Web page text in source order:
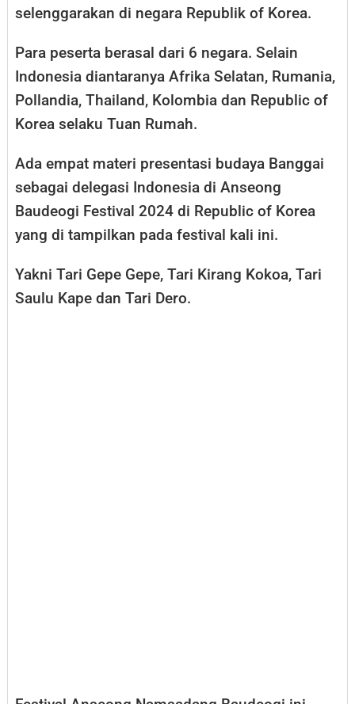
selenggarakan di negara Republik of Korea.
Para peserta berasal dari 6 negara. Selain
Indonesia diantaranya Afrika Selatan, Rumania,
Pollandia, Thailand, Kolombia dan Republic of
Korea selaku Tuan Rumah.
Ada empat materi presentasi budaya Banggai
sebagai delegasi Indonesia di Anseong
Baudeogi Festival 2024 di Republic of Korea
yang di tampilkan pada festival kali ini.
Yakni Tari Gepe Gepe, Tari Kirang Kokoa, Tari
Saulu Kape dan Tari Dero.